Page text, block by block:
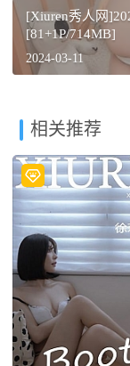
[Xiuren秀人网
[81+1P/714MB]
2024-03-11
相关推荐